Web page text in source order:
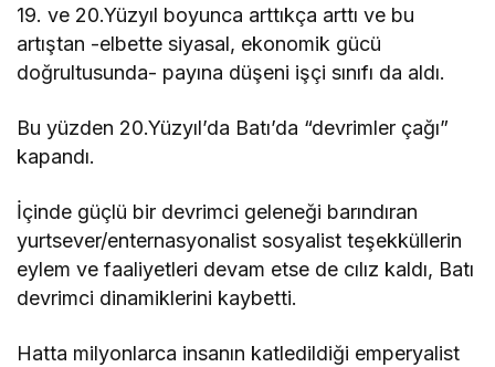
19. ve 20.Yüzyıl boyunca arttıkça arttı ve bu
artıştan -elbette siyasal, ekonomik gücü
doğrultusunda- payına düşeni işçi sınıfı da aldı.
Bu yüzden 20.Yüzyıl’da Batı’da “devrimler çağı”
kapandı.
İçinde güçlü bir devrimci geleneği barındıran
yurtsever/enternasyonalist sosyalist teşekküllerin
eylem ve faaliyetleri devam etse de cılız kaldı, Batı
devrimci dinamiklerini kaybetti.
Hatta milyonlarca insanın katledildiği emperyalist